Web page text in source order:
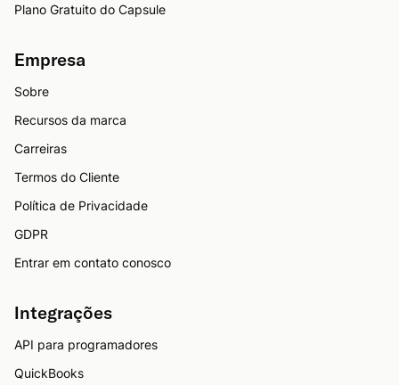
Plano Gratuito do Capsule
Empresa
Sobre
Recursos da marca
Carreiras
Termos do Cliente
Política de Privacidade
GDPR
Entrar em contato conosco
Integrações
API para programadores
QuickBooks